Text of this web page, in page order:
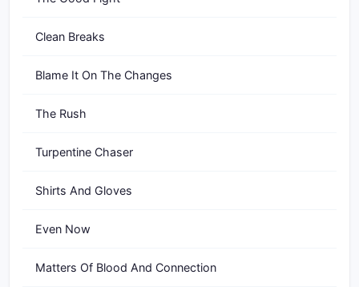
Clean Breaks
Blame It On The Changes
The Rush
Turpentine Chaser
Shirts And Gloves
Even Now
Matters Of Blood And Connection